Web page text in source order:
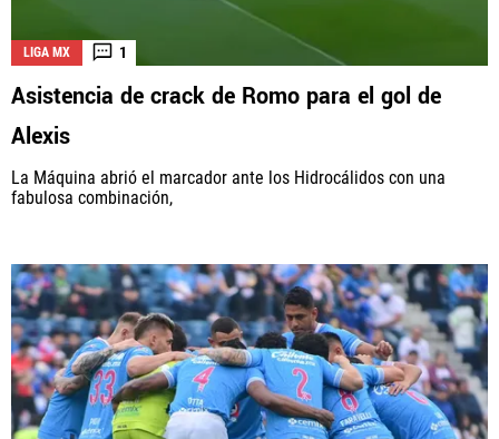
LIGA MX 1
Asistencia de crack de Romo para el gol de
Alexis
La Máquina abrió el marcador ante los Hidrocálidos con una
fabulosa combinación,